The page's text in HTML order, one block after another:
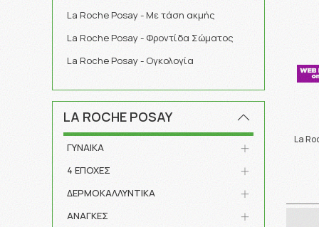
La Roche Posay - Με τάση ακμής
La Roche Posay - Φροντίδα Σώματος
La Roche Posay - Ογκολογία
LA ROCHE POSAY
ΓΥΝΑΙΚΑ
4 ΕΠΟΧΕΣ
ΔΕΡΜΟΚΑΛΛΥΝΤΙΚΑ
ΑΝΑΓΚΕΣ
La